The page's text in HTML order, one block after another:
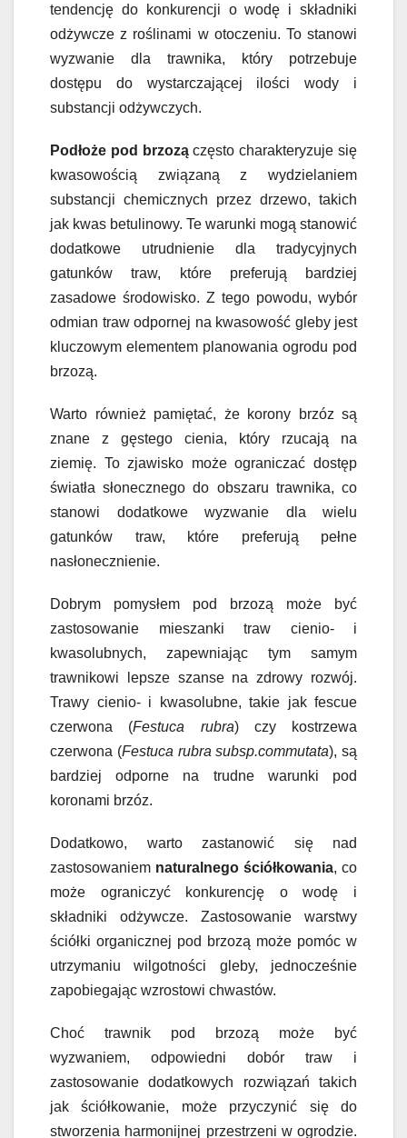
tendencję do konkurencji o wodę i składniki
odżywcze z roślinami w otoczeniu. To stanowi
wyzwanie dla trawnika, który potrzebuje
dostępu do wystarczającej ilości wody i
substancji odżywczych.
Podłoże pod brzozączęsto charakteryzuje się
kwasowością związaną z wydzielaniem
substancji chemicznych przez drzewo, takich
jak kwas betulinowy. Te warunki mogą stanowić
dodatkowe utrudnienie dla tradycyjnych
gatunków traw, które preferują bardziej
zasadowe środowisko. Z tego powodu, wybór
odmian traw odpornej na kwasowość gleby jest
kluczowym elementem planowania ogrodu pod
brzozą.
Warto również pamiętać, że korony brzóz są
znane z gęstego cienia, który rzucają na
ziemię. To zjawisko może ograniczać dostęp
światła słonecznego do obszaru trawnika, co
stanowi dodatkowe wyzwanie dla wielu
gatunków traw, które preferują pełne
nasłonecznienie.
Dobrym pomysłem pod brzozą może być
zastosowanie mieszanki traw cienio- i
kwasolubnych, zapewniając tym samym
trawnikowi lepsze szanse na zdrowy rozwój.
Trawy cienio- i kwasolubne, takie jak fescue
czerwona (Festuca rubra) czy kostrzewa
czerwona (Festuca rubra subsp.commutata), są
bardziej odporne na trudne warunki pod
koronami brzóz.
Dodatkowo, warto zastanowić się nad
zastosowaniem naturalnego ściółkowania, co
może ograniczyć konkurencję o wodę i
składniki odżywcze. Zastosowanie warstwy
ściółki organicznej pod brzozą może pomóc w
utrzymaniu wilgotności gleby, jednocześnie
zapobiegając wzrostowi chwastów.
Choć trawnik pod brzozą może być
wyzwaniem, odpowiedni dobór traw i
zastosowanie dodatkowych rozwiązań takich
jak ściółkowanie, może przyczynić się do
stworzenia harmonijnej przestrzeni w ogrodzie.